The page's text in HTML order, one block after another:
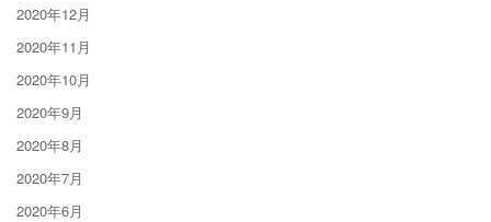
2020年12月
2020年11月
2020年10月
2020年9月
2020年8月
2020年7月
2020年6月